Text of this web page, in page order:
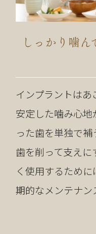
しっかり噛ん
インプラントはあ
安定した噛み心
った歯を単独で
歯を削って支え
く使用するため
期的なメンテナン